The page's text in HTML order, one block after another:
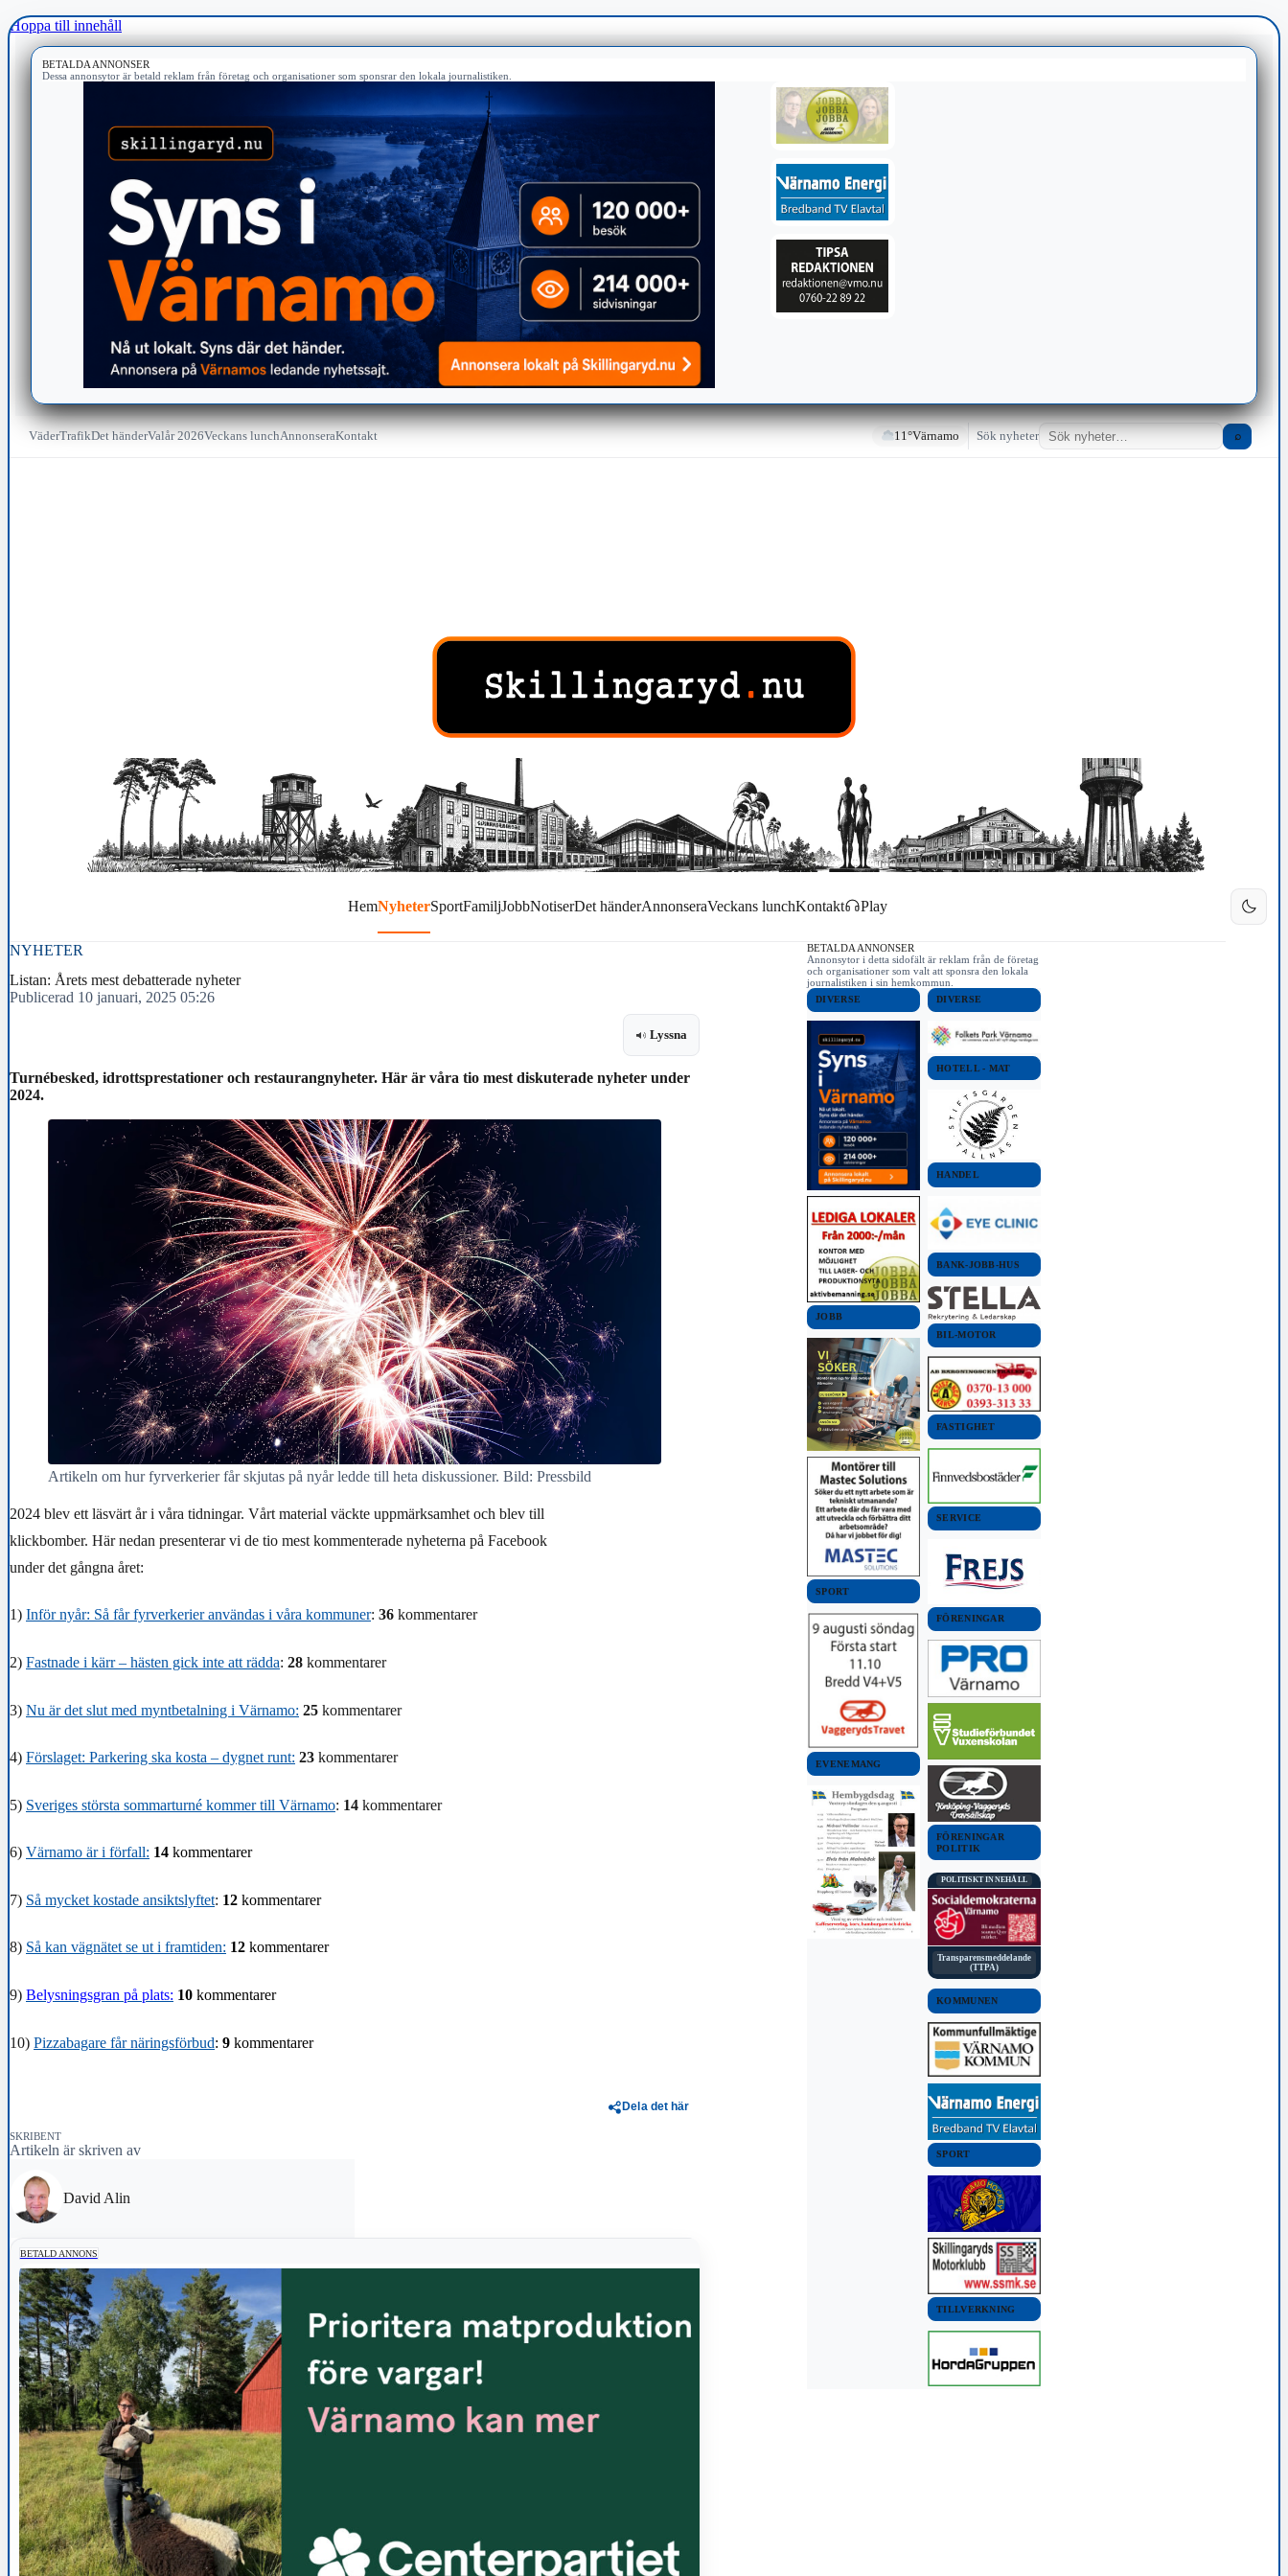
Hoppa till innehåll
BETALDA ANNONSER
Dessa annonsytor är betald reklam från företag och organisationer som sponsrar den lokala journalistiken.
VäderTrafikDet händerValår 2026Veckans lunchAnnonseraKontakt 11°Värnamo Sök nyheter ⌕
HemNyheterSportFamiljJobbNotiserDet händerAnnonseraVeckans lunchKontakt Play
NYHETER
Listan: Årets mest debatterade nyheter
Publicerad 10 januari, 2025 05:26
Lyssna
Turnébesked, idrottsprestationer och restaurangnyheter. Här är våra tio mest diskuterade nyheter under
2024.
Artikeln om hur fyrverkerier får skjutas på nyår ledde till heta diskussioner. Bild: Pressbild
2024 blev ett läsvärt år i våra tidningar. Vårt material väckte uppmärksamhet och blev till
klickbomber. Här nedan presenterar vi de tio mest kommenterade nyheterna på Facebook
under det gångna året:
1) Inför nyår: Så får fyrverkerier användas i våra kommuner: 36 kommentarer
2) Fastnade i kärr – hästen gick inte att rädda: 28 kommentarer
3) Nu är det slut med myntbetalning i Värnamo: 25 kommentarer
4) Förslaget: Parkering ska kosta – dygnet runt: 23 kommentarer
5) Sveriges största sommarturné kommer till Värnamo: 14 kommentarer
6) Värnamo är i förfall: 14 kommentarer
7) Så mycket kostade ansiktslyftet: 12 kommentarer
8) Så kan vägnätet se ut i framtiden: 12 kommentarer
9) Belysningsgran på plats: 10 kommentarer
10) Pizzabagare får näringsförbud: 9 kommentarer
Dela det här
SKRIBENT
Artikeln är skriven av
David Alin
BETALD ANNONS
BETALDA ANNONSER
Annonsytor i detta sidofält är reklam från de företag
och organisationer som valt att sponsra den lokala
journalistiken i sin hemkommun.
DIVERSE
JOBB
SPORT
EVENEMANG
DIVERSE
HOTELL - MAT
HANDEL
BANK-JOBB-HUS
BIL-MOTOR
FASTIGHET
SERVICE
FÖRENINGAR
FÖRENINGAR
POLITIK
POLITISKT INNEHÅLL
Transparensmeddelande
(TTPA)
KOMMUNEN
SPORT
TILLVERKNING